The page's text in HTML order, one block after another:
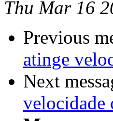
Thu Mar 16
Previous
atinge
Next
velocidade